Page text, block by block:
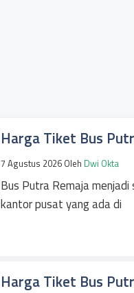
Harga Tiket Bus
7 Agustus 2026 Oleh Dwi Okta
Bus Putra Remaja
kantor pusat yang ada di
Harga Tiket Bus